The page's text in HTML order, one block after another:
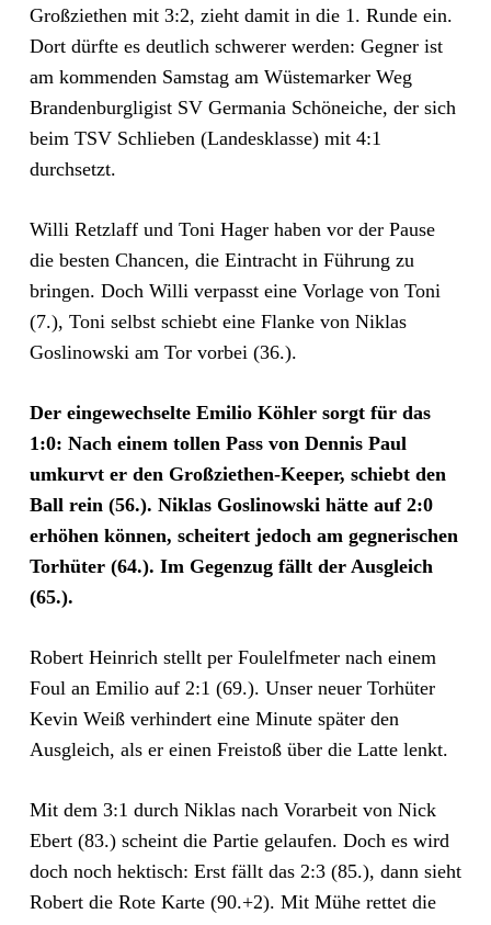
Großziethen mit 3:2, zieht damit in die 1. Runde ein.
Dort dürfte es deutlich schwerer werden: Gegner ist
am kommenden Samstag am Wüstemarker Weg
Brandenburgligist SV Germania Schöneiche, der sich
beim TSV Schlieben (Landesklasse) mit 4:1
durchsetzt.
Willi Retzlaff und Toni Hager haben vor der Pause
die besten Chancen, die Eintracht in Führung zu
bringen. Doch Willi verpasst eine Vorlage von Toni
(7.), Toni selbst schiebt eine Flanke von Niklas
Goslinowski am Tor vorbei (36.).
Der eingewechselte Emilio Köhler sorgt für das
1:0: Nach einem tollen Pass von Dennis Paul
umkurvt er den Großziethen-Keeper, schiebt den
Ball rein (56.). Niklas Goslinowski hätte auf 2:0
erhöhen können, scheitert jedoch am gegnerischen
Torhüter (64.). Im Gegenzug fällt der Ausgleich
(65.).
Robert Heinrich stellt per Foulelfmeter nach einem
Foul an Emilio auf 2:1 (69.). Unser neuer Torhüter
Kevin Weiß verhindert eine Minute später den
Ausgleich, als er einen Freistoß über die Latte lenkt.
Mit dem 3:1 durch Niklas nach Vorarbeit von Nick
Ebert (83.) scheint die Partie gelaufen. Doch es wird
doch noch hektisch: Erst fällt das 2:3 (85.), dann sieht
Robert die Rote Karte (90.+2). Mit Mühe rettet die